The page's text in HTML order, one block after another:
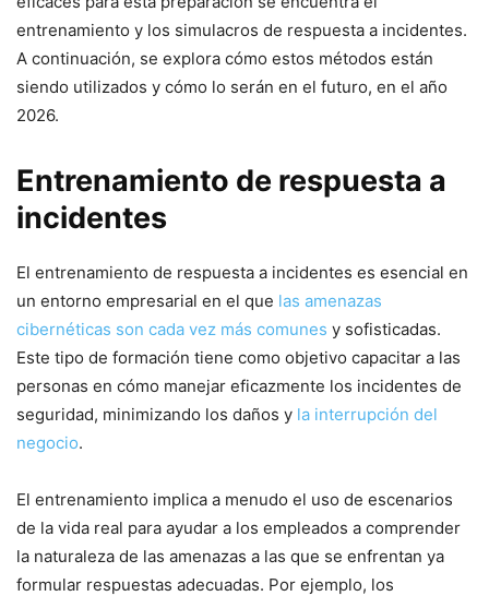
entrenamiento y los simulacros de respuesta a incidentes.
A continuación, se explora ‍cómo estos​ métodos están
siendo utilizados y cómo lo serán en ‌el futuro, en⁣ el año
2026.
Entrenamiento de respuesta a
incidentes
El entrenamiento de⁢ respuesta a‍ incidentes es esencial en
un ‍entorno empresarial en el que las amenazas
cibernéticas son cada vez más comunes y sofisticadas.
Este tipo de formación tiene como objetivo capacitar a las
personas en⁤ cómo⁣ manejar eficazmente los incidentes de
seguridad, minimizando los daños y la interrupción del
negocio.
El​ entrenamiento implica‍ a menudo el uso de escenarios
de la vida real para ayudar ​a los empleados a comprender
la naturaleza de las amenazas a las que se enfrentan ya
formular⁤ respuestas adecuadas. Por ‌ejemplo, ⁣los⁤